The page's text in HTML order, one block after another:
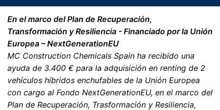
En el marco del Plan de Recuperación,
Transformación y Resiliencia - Financiado por la Unión
Europea – NextGenerationEU
MC Construction Chemicals Spain ha recibido una
ayuda de 3.400 € para la adquisición en renting de 2
vehículos híbridos enchufables de la Unión Europea
con cargo al Fondo NextGenerationEU, en el marco del
Plan de Recuperación, Trasformación y Resiliencia,